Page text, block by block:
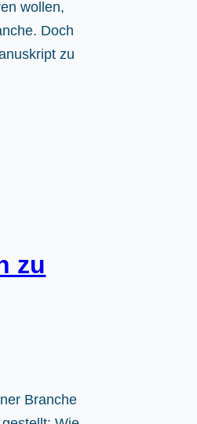
wollen,
Doch
zu
zu
Branche